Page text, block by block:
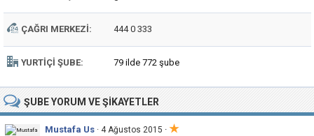
ÇAĞRI MERKEZI: 444 0 333
YURTIÇI ŞUBE: 79 ilde 772 şube
ŞUBEYORUM VE ŞIKAYETLER
Mustafa Us · 4 Ağustos 2015 · ★